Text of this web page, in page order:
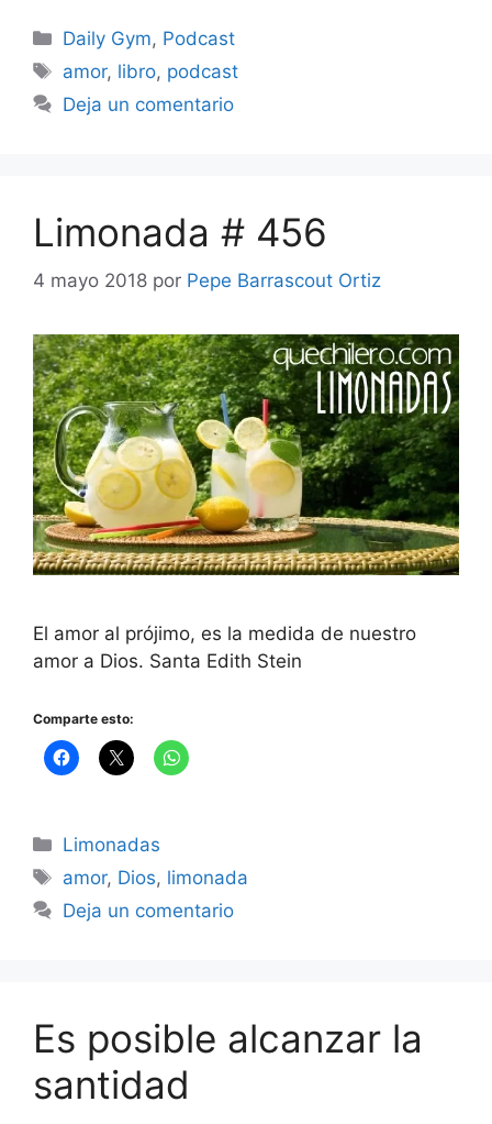
Categorías
Daily Gym, Podcast
Etiquetas
amor, libro, podcast
Deja un comentario
Limonada # 456
4 mayo 2018 por Pepe Barrascout Ortiz
El amor al prójimo, es la medida de nuestro
amor a Dios. Santa Edith Stein
Comparte esto:
Categorías
Limonadas
Etiquetas
amor, Dios, limonada
Deja un comentario
Es posible alcanzar la
santidad